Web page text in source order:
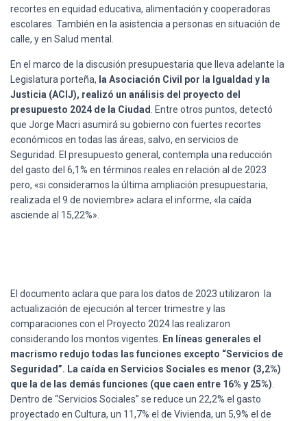
recortes en equidad educativa, alimentación y cooperadoras
escolares. También en la asistencia a personas en situación de
calle, y en Salud mental.
En el marco de la discusión presupuestaria que lleva adelante la
Legislatura porteña, la Asociación Civil por la Igualdad y la
Justicia (ACIJ), realizó un análisis del proyecto del
presupuesto 2024 de la Ciudad
. Entre otros puntos, detectó
que Jorge Macri asumirá su gobierno con fuertes recortes
económicos en todas las áreas, salvo, en servicios de
Seguridad. El presupuesto general, contempla una reducción
del gasto del 6,1% en términos reales en relación al de 2023
pero, «si consideramos la última ampliación presupuestaria,
realizada el 9 de noviembre» aclara el informe, «la caída
asciende al 15,22%».
El documento aclara que para los datos de 2023 utilizaron la
actualización de ejecución al tercer trimestre y las
comparaciones con el Proyecto 2024 las realizaron
considerando los montos vigentes.
En líneas generales el
macrismo redujo todas las funciones excepto “Servicios de
Seguridad”. La caída en Servicios Sociales es menor (3,2%)
que la de las demás funciones (que caen entre 16% y 25%)
Dentro de “Servicios Sociales” se reduce un 22,2% el gasto
proyectado en Cultura, un 11,7% el de Vivienda, un 5,9% el de